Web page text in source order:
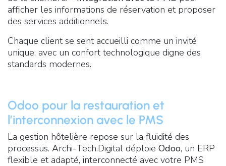
afficher les informations de réservation et proposer
des services additionnels.
Chaque client se sent accueilli comme un invité
unique, avec un confort technologique digne des
standards modernes.
Odoo pour la restauration et
l’interconnexion avec le PMS
La gestion hôtelière repose sur la fluidité des
processus. Archi-Tech.Digital déploie Odoo, un ERP
flexible et adapté, interconnecté avec votre PMS